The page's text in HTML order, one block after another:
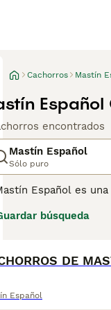
Cachorros Mastín
encontrados
Mastín Español
Sólo puro
Español es
puede ejercer sus
búsqueda
DE
Español